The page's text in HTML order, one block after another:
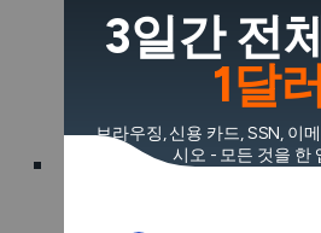
널을 통해 이동하기 때문
결 속도가 느려질 수 있습
같은 강력한 VPN을 사용
의 눈에 띄지 않습니다.
보안 및 개인정보 보호 기
할 수 있는 VPN은 AES-
3일간 전
1달
브라우징, 신용 카드, SSN, 이
시오 - 모든 것을 한